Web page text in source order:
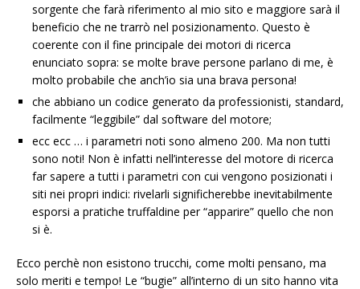
sorgente che farà riferimento al mio sito e maggiore sarà il
beneficio che ne trarrò nel posizionamento. Questo è
coerente con il fine principale dei motori di ricerca
enunciato sopra: se molte brave persone parlano di me, è
molto probabile che anch’io sia una brava persona!
che abbiano un codice generato da professionisti, standard,
facilmente “leggibile” dal software del motore;
ecc ecc … i parametri noti sono almeno 200. Ma non tutti
sono noti! Non è infatti nell’interesse del motore di ricerca
far sapere a tutti i parametri con cui vengono posizionati i
siti nei propri indici: rivelarli significherebbe inevitabilmente
esporsi a pratiche truffaldine per “apparire” quello che non
si è.
Ecco perchè non esistono trucchi, come molti pensano, ma
solo meriti e tempo! Le “bugie” all’interno di un sito hanno vita